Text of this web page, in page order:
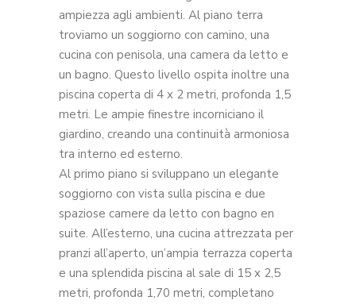
ampiezza agli ambienti. Al piano terra
troviamo un soggiorno con camino, una
cucina con penisola, una camera da letto e
un bagno. Questo livello ospita inoltre una
piscina coperta di 4 x 2 metri, profonda 1,5
metri. Le ampie finestre incorniciano il
giardino, creando una continuità armoniosa
tra interno ed esterno.
Al primo piano si sviluppano un elegante
soggiorno con vista sulla piscina e due
spaziose camere da letto con bagno en
suite. All’esterno, una cucina attrezzata per
pranzi all’aperto, un’ampia terrazza coperta
e una splendida piscina al sale di 15 x 2,5
metri, profonda 1,70 metri, completano